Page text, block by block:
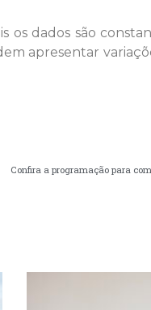
os dados são
apresentar
Confira a programação para